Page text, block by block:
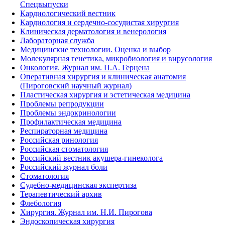
Спецвыпуски
Кардиологический вестник
Кардиология и сердечно-сосудистая хирургия
Клиническая дерматология и венерология
Лабораторная служба
Медицинские технологии. Оценка и выбор
Молекулярная генетика, микробиология и вирусология
Онкология. Журнал им. П.А. Герцена
Оперативная хирургия и клиническая анатомия
(Пироговский научный журнал)
Пластическая хирургия и эстетическая медицина
Проблемы репродукции
Проблемы эндокринологии
Профилактическая медицина
Респираторная медицина
Российская ринология
Российская стоматология
Российский вестник акушера-гинеколога
Российский журнал боли
Стоматология
Судебно-медицинская экспертиза
Терапевтический архив
Флебология
Хирургия. Журнал им. Н.И. Пирогова
Эндоскопическая хирургия